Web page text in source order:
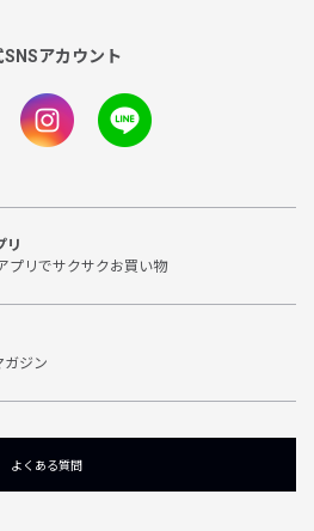
SNSアカウント
リ
プリでサクサクお買い物
ガジン
よくある質問